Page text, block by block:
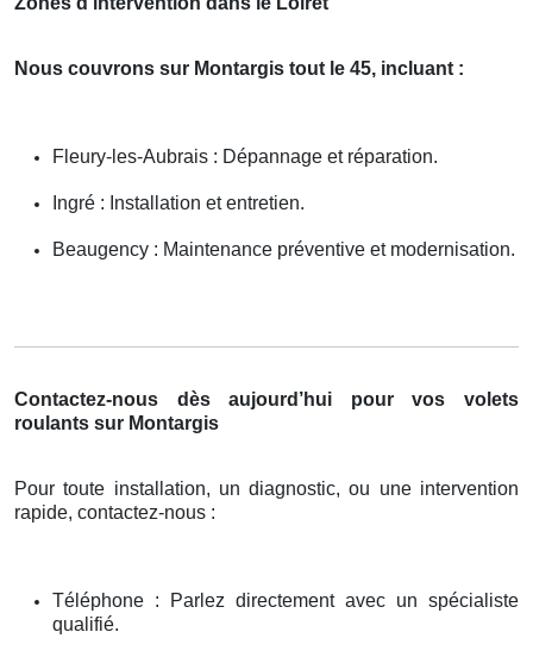
Nous couvrons sur Montargis tout le 45, incluant :
Fleury-les-Aubrais : Dépannage et réparation.
Ingré : Installation et entretien.
Beaugency : Maintenance préventive et modernisation.
Contactez-nous dès aujourd’hui pour vos volets
roulants sur Montargis
Pour toute installation, un diagnostic, ou une intervention
rapide, contactez-nous :
Téléphone : Parlez directement avec un spécialiste
qualifié.